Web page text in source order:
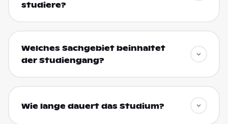
studiere?
Welches Sachgebiet beinhaltet
der Studiengang?
Wie lange dauert das Studium?